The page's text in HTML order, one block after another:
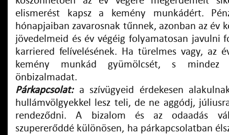
elismerést kapsz a kemény munkádért.
hónapjaiban zavarosnak tűnnek, azonban az év
jövedelmeid és év végéig folyamatosan javulni
karriered felívelésének. Ha türelmes vagy, az
kemény munkád gyümölcsét, s
önbizalmadat.
Párkapcsolat:a szívügyeid érdekesen
hullámvölgyekkel lesz teli, de ne aggódj,
rendeződni. A bizalom és az odaadás
szupererőddé különösen, ha párkapcsolatban